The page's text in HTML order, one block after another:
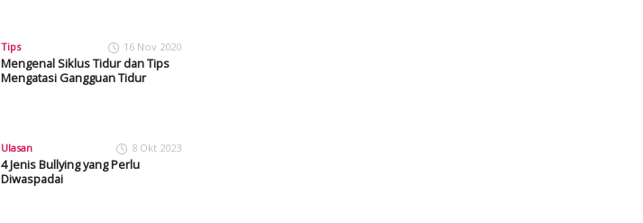
Tips 16 Nov 2020
Mengenal Siklus Tidur dan Tips
Mengatasi Gangguan Tidur
Ulasan 8 Okt 2023
4 Jenis Bullying yang Perlu
Diwaspadai